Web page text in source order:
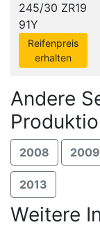
245/30 ZR19
91Y
Reifenpreis
erhalten
Andere
2008 2009
2013
Weitere